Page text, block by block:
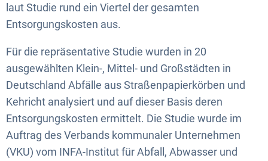
laut Studie rund ein Viertel der gesamten
Entsorgungskosten aus.
Für die repräsentative Studie wurden in 20
ausgewählten Klein-, Mittel- und Großstädten in
Deutschland Abfälle aus Straßenpapierkörben und
Kehricht analysiert und auf dieser Basis deren
Entsorgungskosten ermittelt. Die Studie wurde im
Auftrag des Verbands kommunaler Unternehmen
(VKU) vom INFA-Institut für Abfall, Abwasser und